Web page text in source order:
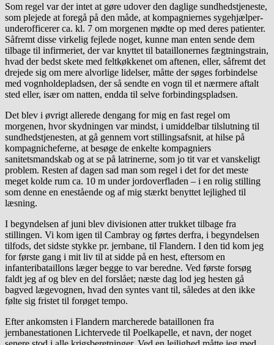
Som regel var der intet at gøre udover den daglige sundhedstjeneste,
som plejede at foregå på den måde, at kompagniernes sygehjælper-
underofficerer ca. kl. 7 om morgenen mødte op med deres patienter.
Såfremt disse virkelig fejlede noget, kunne man enten sende dem
tilbage til infirmeriet, der var knyttet til bataillonernes fægtningstrain,
hvad der bedst skete med feltkøkkenet om aftenen, eller, såfremt det
drejede sig om mere alvorlige lidelser, måtte der søges forbindelse
med vognholdepladsen, der så sendte en vogn til et nærmere aftalt
sted eller, især om natten, endda til selve forbindingspladsen.
Det blev i øvrigt allerede dengang for mig en fast regel om
morgenen, hvor skydningen var mindst, i umiddelbar tilslutning til
sundhedstjenesten, at gå gennem vort stillingsafsnit, at hilse på
kompagnicheferne, at besøge de enkelte kompagniers
sanitetsmandskab og at se på latrinerne, som jo tit var et vanskeligt
problem. Resten af dagen sad man som regel i det for det meste
meget kolde rum ca. 10 m under jordoverfladen – i en rolig stilling
som denne en enestående og af mig stærkt benyttet lejlighed til
læsning.
I begyndelsen af juni blev divisionen atter trukket tilbage fra
stillingen. Vi kom igen til Cambray og førtes derfra, i begyndelsen
tilfods, det sidste stykke pr. jernbane, til Flandern. I den tid kom jeg
for første gang i mit liv til at sidde på en hest, eftersom en
infanteribataillons læger begge to var beredne. Ved første forsøg
faldt jeg af og blev en del forslået; næste dag lod jeg hesten gå
bagved lægevognen, hvad den syntes vant til, således at den ikke
følte sig fristet til forøget tempo.
Efter ankomsten i Flandern marcherede bataillonen fra
jernbanestationen Lichtervede til Poelkapelle, et navn, der noget